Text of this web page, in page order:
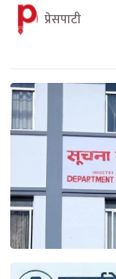
प्रेसपाटी